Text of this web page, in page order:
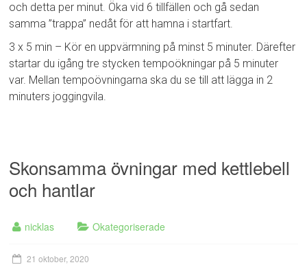
och detta per minut. Öka vid 6 tillfällen och gå sedan
samma ”trappa” nedåt för att hamna i startfart.
3 x 5 min – Kör en uppvärmning på minst 5 minuter. Därefter
startar du igång tre stycken tempoökningar på 5 minuter
var. Mellan tempoövningarna ska du se till att lägga in 2
minuters joggingvila.
Skonsamma övningar med kettlebell
och hantlar
nicklas Okategoriserade
21 oktober, 2020